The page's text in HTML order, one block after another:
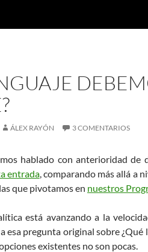
ÁLEX RAYÓN 3 COMENTARIOS
hablado con anterioridad
entrada, comparando más allá a
que pivotamos en nuestros
está avanzando a la
esa pregunta original sobre
existentes no son pocas.